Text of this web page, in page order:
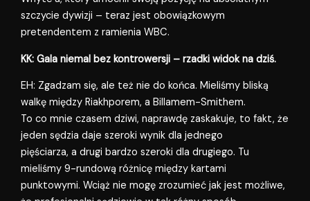
szczycie dywizji – teraz jest obowiązkowym
pretendentem z ramienia WBC.
KK: Gala niemal bez kontrowersji – rzadki widok na dziś.
EH: Zgadzam się, ale też nie do końca. Mieliśmy bliską
walkę między Riakhporem, a Billamem-Smithem.
To co mnie czasem dziwi, naprawdę zaskakuje, to fakt, że
jeden sędzia daje szeroki wynik dla jednego
pięściarza, a drugi bardzo szeroki dla drugiego. Tu
mieliśmy 9-rundową różnicę między kartami
punktowymi. Wciąż nie mogę zrozumieć jak jest możliwe,